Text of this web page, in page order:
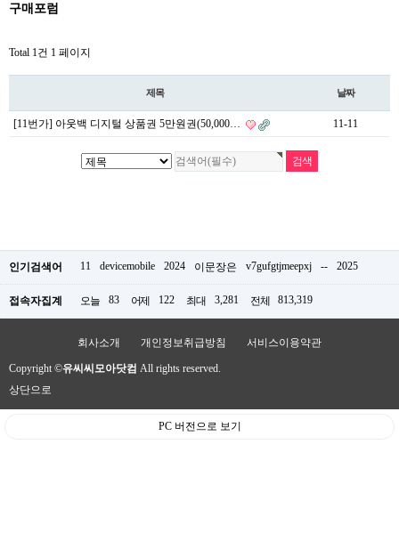
구매포럼
Total 1건 1 페이지
제목 날짜
[11번가] 아웃백 디지털 상품권 5만원권(50,000… 11-11
인기검색어 11 devicemobile 2024 이문장은 v7gufgtjmeepxj -- 2025
접속자집계 오늘 83 어제 122 최대 3,281 전체 813,319
회사소개 개인정보취급방침 서비스이용약관
Copyright ©유씨씨모아닷컴 All rights reserved.
상단으로
PC 버전으로 보기